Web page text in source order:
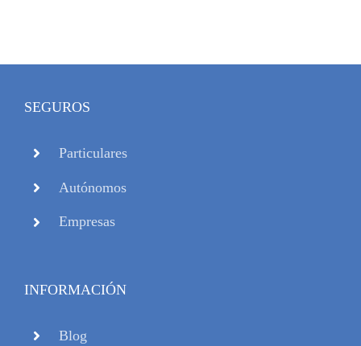
SEGUROS
Particulares
Autónomos
Empresas
INFORMACIÓN
Blog